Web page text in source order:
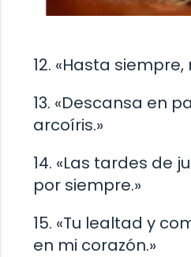
12. «Hasta
13. «Descansa en
arcoíris.»
14. «Las tardes de
por siempre.»
15. «Tu lealtad y
en mi corazón.»